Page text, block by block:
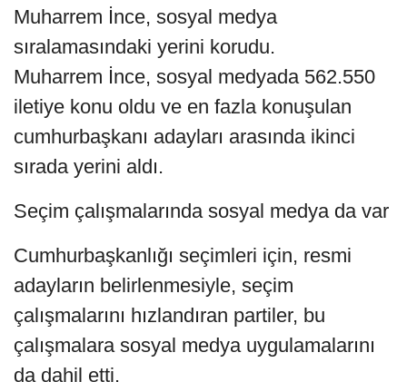
Muharrem İnce, sosyal medya
sıralamasındaki yerini korudu.
Muharrem İnce, sosyal medyada 562.550
iletiye konu oldu ve en fazla konuşulan
cumhurbaşkanı adayları arasında ikinci
sırada yerini aldı.
Seçim çalışmalarında sosyal medya da var
Cumhurbaşkanlığı seçimleri için, resmi
adayların belirlenmesiyle, seçim
çalışmalarını hızlandıran partiler, bu
çalışmalara sosyal medya uygulamalarını
da dahil etti.